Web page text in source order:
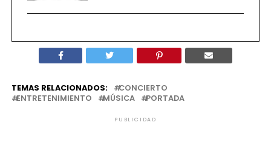
TEMAS RELACIONADOS:
CONCIERTO
ENTRETENIMIENTO
MÚSICA PORTADA
PUBLICIDAD